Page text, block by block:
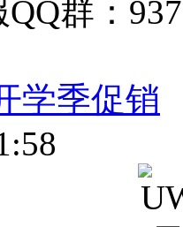
群：
学季促销